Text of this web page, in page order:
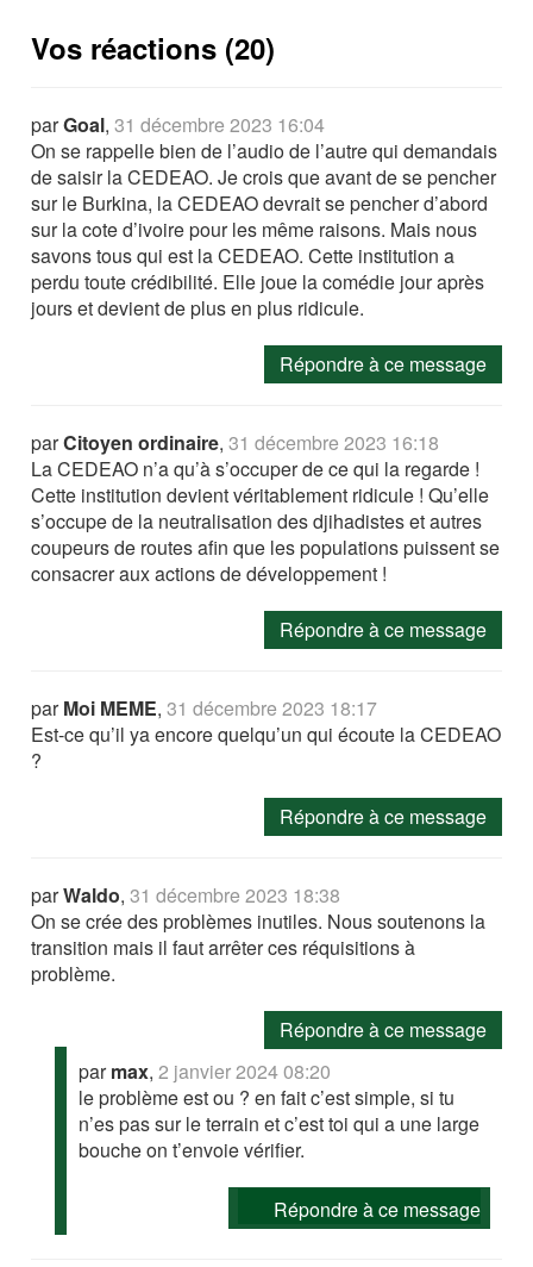
Vos réactions (20)
parGoal,31 décembre 2023 16:04
On se rappelle bien de l’audio de l’autre qui demandais
de saisir la CEDEAO. Je crois que avant de se pencher
sur le Burkina, la CEDEAO devrait se pencher d’abord
sur la cote d’ivoire pour les même raisons. Mais nous
savons tous qui est la CEDEAO. Cette institution a
perdu toute crédibilité. Elle joue la comédie jour après
jours et devient de plus en plus ridicule.
Répondre à ce message
parCitoyen ordinaire,31 décembre 2023 16:18
La CEDEAO n’a qu’à s’occuper de ce qui la regarde !
Cette institution devient véritablement ridicule ! Qu’elle
s’occupe de la neutralisation des djihadistes et autres
coupeurs de routes afin que les populations puissent se
consacrer aux actions de développement !
Répondre à ce message
parMoi MEME,31 décembre 2023 18:17
Est-ce qu’il ya encore quelqu’un qui écoute la CEDEAO
?
Répondre à ce message
parWaldo,31 décembre 2023 18:38
On se crée des problèmes inutiles. Nous soutenons la
transition mais il faut arrêter ces réquisitions à
problème.
Répondre à ce message
parmax,2 janvier 2024 08:20
le problème est ou ? en fait c’est simple, si tu
n’es pas sur le terrain et c’est toi qui a une large
bouche on t’envoie vérifier.
Répondre à ce message